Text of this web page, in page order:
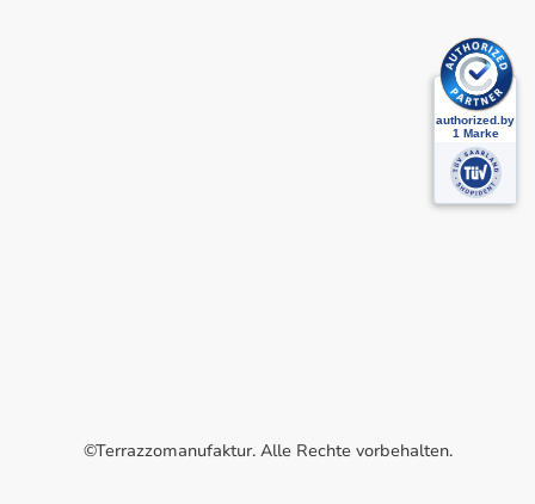
©Terrazzomanufaktur. Alle Rechte vorbehalten.